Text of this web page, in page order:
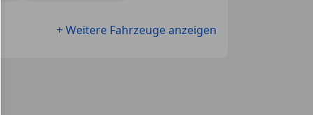
+ Weitere Fahrzeuge anzeigen